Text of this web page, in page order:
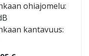
ohiajomelu:
kantavuus: